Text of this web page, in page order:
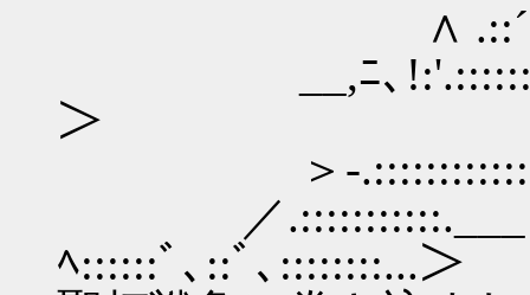
∧
__,ﾆ､!:'.:::::::::::/
＞
＞‐.::::::::::::::/
／.:::::::::::.___「
ﾍ::::::ﾞ､::ﾞ､